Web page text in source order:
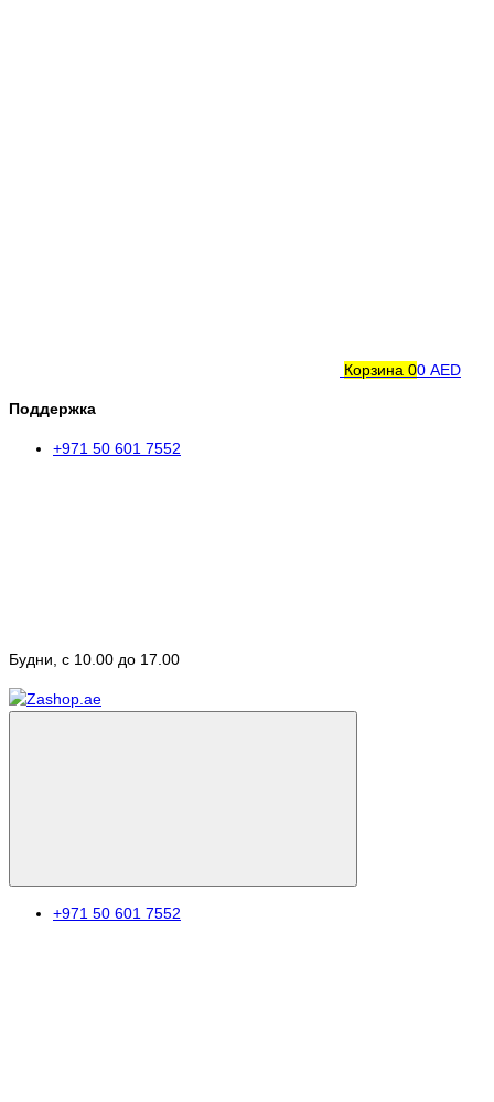
Корзина 00 AED
Поддержка
+971 50 601 7552
Будни, с 10.00 до 17.00
+971 50 601 7552